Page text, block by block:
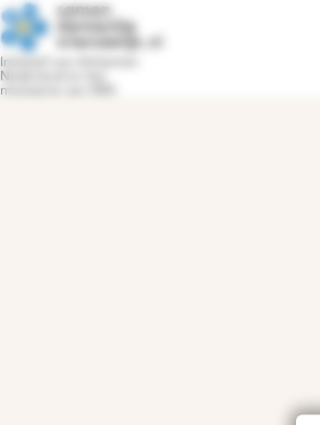
Terug naar
Initiatief van Alzheimer
Nederland en het
ministerie van VWS